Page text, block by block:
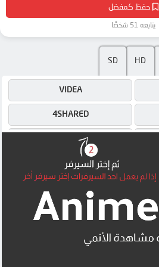
حفظ كمفضل
يتابعه 51 شخصًا
HD
SD
OK
VIDEA
4SHARED
DRIVE